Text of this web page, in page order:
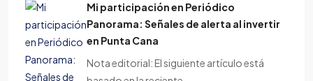
Mi participación en Periódico
Panorama: Señales de alerta al invertir
en Punta Cana
Nota editorial: El siguiente artículo está